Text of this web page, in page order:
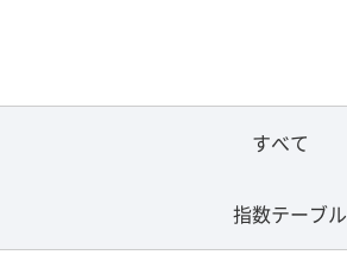
すべて
指数テーブル